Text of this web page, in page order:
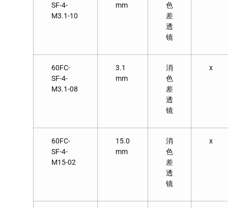
SF-4-
M3.1-10
mm
色
差
透
镜
60FC-
SF-4-
M3.1-08
3.1
mm
消
色
差
透
镜
x
60FC-
SF-4-
M15-02
15.0
mm
消
色
差
透
镜
x